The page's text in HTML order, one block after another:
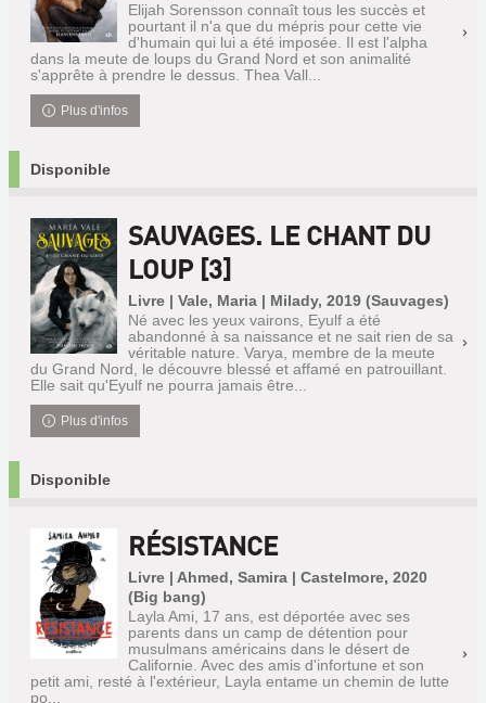
Elijah Sorensson connaît tous les succès et
pourtant il n'a que du mépris pour cette vie
d'humain qui lui a été imposée. Il est l'alpha
dans la meute de loups du Grand Nord et son animalité
s'apprête à prendre le dessus. Thea Vall...
Plus d'infos
Disponible
SAUVAGES. LE CHANT DU
LOUP [3]
Livre | Vale, Maria | Milady, 2019 (Sauvages)
Né avec les yeux vairons, Eyulf a été
abandonné à sa naissance et ne sait rien de sa
véritable nature. Varya, membre de la meute
du Grand Nord, le découvre blessé et affamé en patrouillant.
Elle sait qu'Eyulf ne pourra jamais être...
Plus d'infos
Disponible
RÉSISTANCE
Livre | Ahmed, Samira | Castelmore, 2020
(Big bang)
Layla Ami, 17 ans, est déportée avec ses
parents dans un camp de détention pour
musulmans américains dans le désert de
Californie. Avec des amis d'infortune et son
petit ami, resté à l'extérieur, Layla entame un chemin de lutte
po...